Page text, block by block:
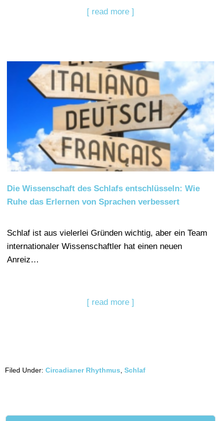
[ read more ]
Die Wissenschaft des Schlafs entschlüsseln: Wie
Ruhe das Erlernen von Sprachen verbessert
Schlaf ist aus vielerlei Gründen wichtig, aber ein Team
internationaler Wissenschaftler hat einen neuen
Anreiz…
[ read more ]
Filed Under: Circadianer Rhythmus Schlaf